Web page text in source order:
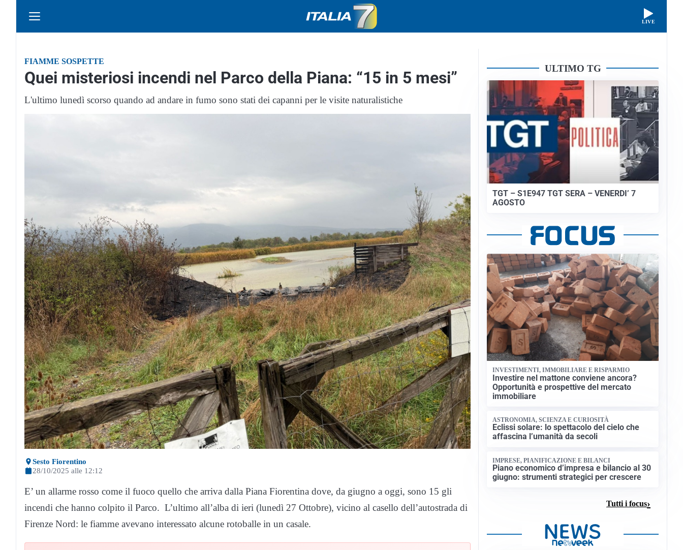
LIVE
FIAMME SOSPETTE
Quei misteriosi incendi nel Parco della Piana: “15 in 5 mesi”
L'ultimo lunedì scorso quando ad andare in fumo sono stati dei capanni per le visite naturalistiche
Sesto Fiorentino
28/10/2025 alle 12:12
E’ un allarme rosso come il fuoco quello che arriva dalla Piana Fiorentina dove, da giugno a oggi, sono 15 gli
incendi che hanno colpito il Parco. L’ultimo all’alba di ieri (lunedì 27 Ottobre), vicino al casello dell’autostrada di
Firenze Nord: le fiamme avevano interessato alcune rotoballe in un casale.
ULTIMO TG
TGT – S1E947 TGT SERA – VENERDI’ 7
AGOSTO
INVESTIMENTI, IMMOBILIARE E RISPARMIO
Investire nel mattone conviene ancora?
Opportunità e prospettive del mercato
immobiliare
ASTRONOMIA, SCIENZA E CURIOSITÀ
Eclissi solare: lo spettacolo del cielo che
affascina l’umanità da secoli
IMPRESE, PIANIFICAZIONE E BILANCI
Piano economico d’impresa e bilancio al 30
giugno: strumenti strategici per crescere
Tutti i focus